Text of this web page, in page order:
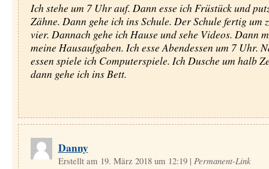
Ich stehe um 7 Uhr auf. Dann esse ich Früstück und
Zähne. Dann gehe ich ins Schule. Der Schule fertig um
vier. Dannach gehe ich Hause und sehe Videos. Dann
meine Hausaufgaben. Ich esse Abendessen um 7 Uhr.
essen spiele ich Computerspiele. Ich Dusche um halb
dann gehe ich ins Bett.
Danny
Erstellt am 19. März 2018 um 12:19 | Permanent-Link